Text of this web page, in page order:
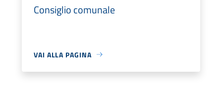
Consiglio comunale
VAI ALLA PAGINA